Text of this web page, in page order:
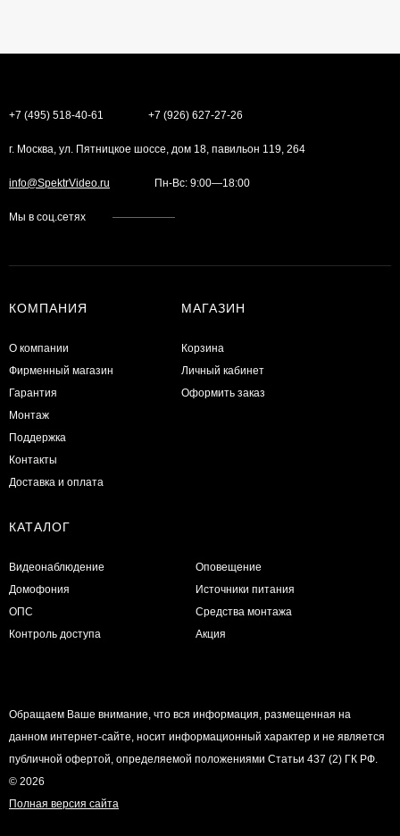
+7 (495) 518-40-61 +7 (926) 627-27-26
г. Москва, ул. Пятницкое шоссе, дом 18, павильон 119, 264
info@SpektrVideo.ru Пн-Вс: 9:00—18:00
Мы в соц.сетях
КОМПАНИЯ
О компании
Фирменный магазин
Гарантия
Монтаж
Поддержка
Контакты
Доставка и оплата
МАГАЗИН
Корзина
Личный кабинет
Оформить заказ
КАТАЛОГ
Видеонаблюдение
Домофония
ОПС
Контроль доступа
Оповещение
Источники питания
Средства монтажа
Акция
Обращаем Ваше внимание, что вся информация, размещенная на
данном интернет-сайте, носит информационный характер и не является
публичной офертой, определяемой положениями Статьи 437 (2) ГК РФ.
© 2026
Полная версия сайта